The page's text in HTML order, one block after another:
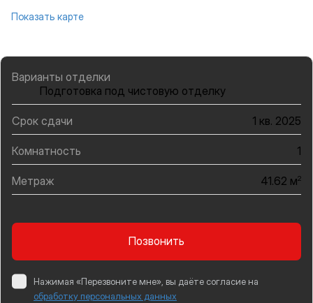
Показать карте
Варианты отделки
Подготовка под чистовую отделку
Срок сдачи 1 кв. 2025
Комнатность 1
Метраж 41.62 м2
Позвонить
Нажимая «Перезвоните мне», вы даёте согласие на
обработку персональных данных